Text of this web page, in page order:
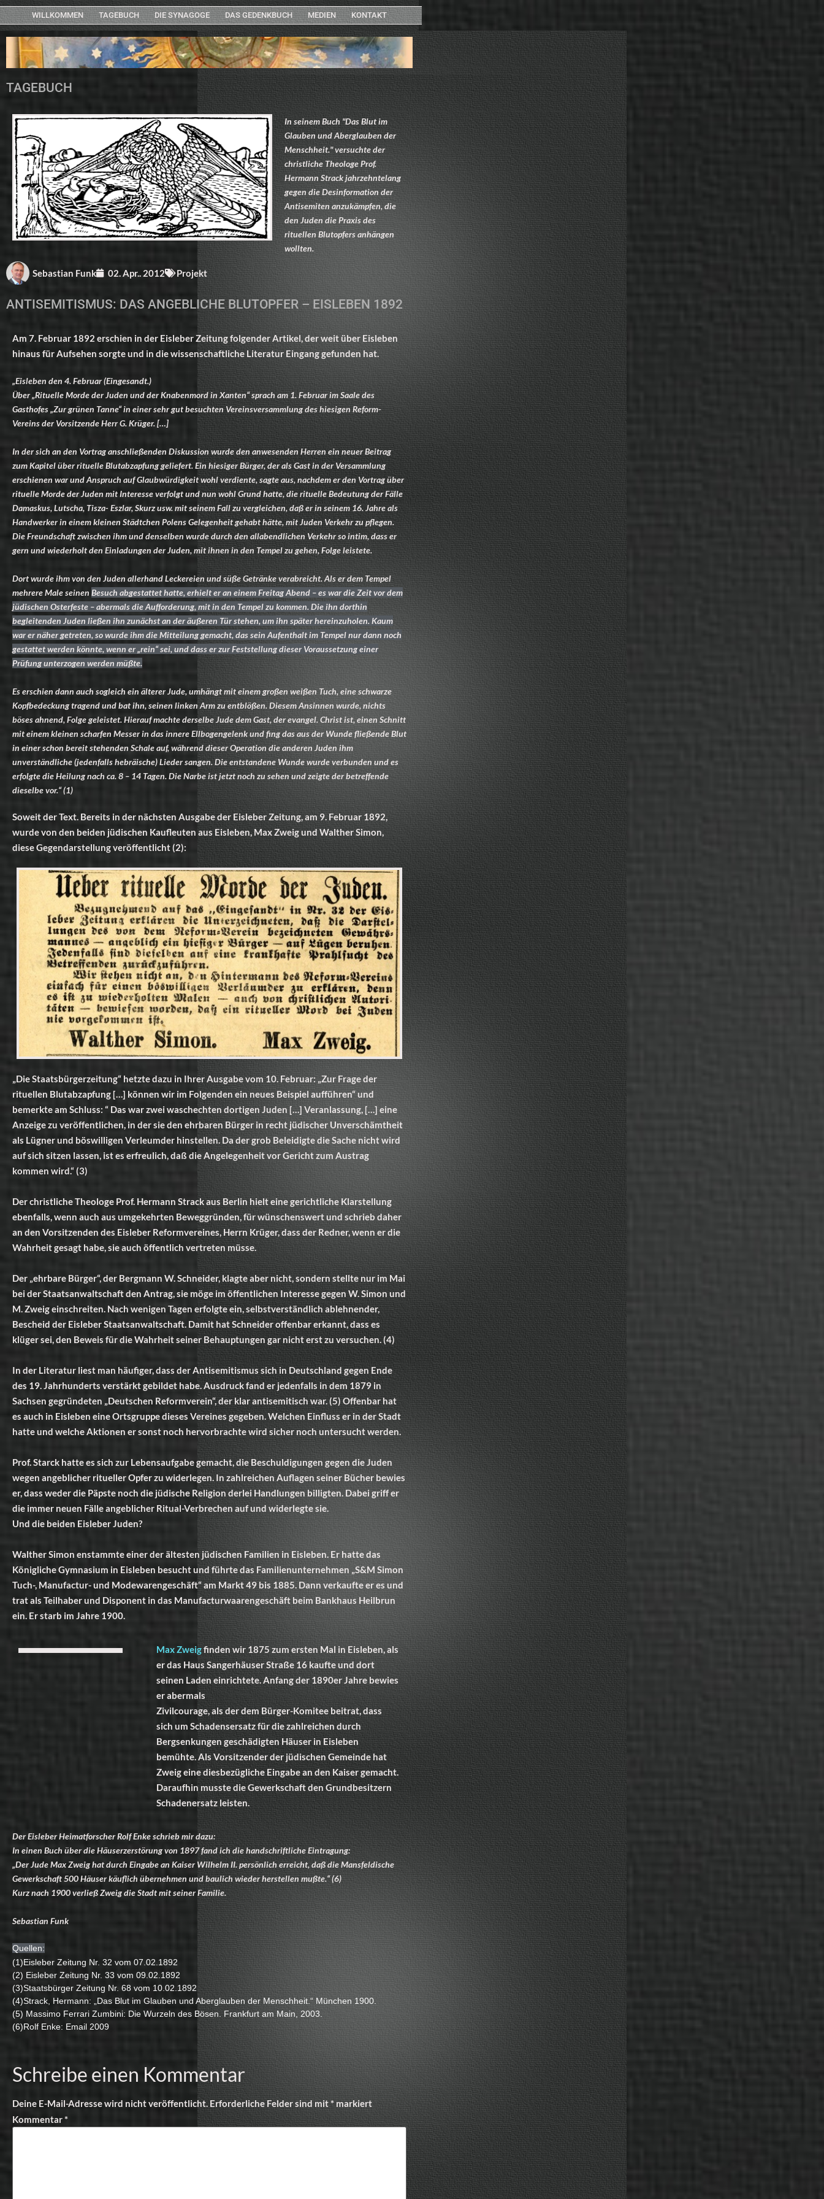
WILLKOMMEN TAGEBUCH DIE SYNAGOGE DAS GEDENKBUCH MEDIEN KONTAKT
TAGEBUCH
In seinem Buch "Das Blut im
Glauben und Aberglauben der
Menschheit." versuchte der
christliche Theologe Prof.
Hermann Strack jahrzehntelang
gegen die Desinformation der
Antisemiten anzukämpfen, die
den Juden die Praxis des
rituellen Blutopfers anhängen
wollten.
Sebastian Funk 02. Apr.. 2012 Projekt
ANTISEMITISMUS: DAS ANGEBLICHE BLUTOPFER – EISLEBEN 1892
Am 7. Februar 1892 erschien in der Eisleber Zeitung folgender Artikel, der weit über Eisleben
hinaus für Aufsehen sorgte und in die wissenschaftliche Literatur Eingang gefunden hat.
„Eisleben den 4. Februar (Eingesandt.)
Über „Rituelle Morde der Juden und der Knabenmord in Xanten“ sprach am 1. Februar im Saale des
Gasthofes „Zur grünen Tanne“ in einer sehr gut besuchten Vereinsversammlung des hiesigen Reform-
Vereins der Vorsitzende Herr G. Krüger. […]
In der sich an den Vortrag anschließenden Diskussion wurde den anwesenden Herren ein neuer Beitrag
zum Kapitel über rituelle Blutabzapfung geliefert. Ein hiesiger Bürger, der als Gast in der Versammlung
erschienen war und Anspruch auf Glaubwürdigkeit wohl verdiente, sagte aus, nachdem er den Vortrag über
rituelle Morde der Juden mit Interesse verfolgt und nun wohl Grund hatte, die rituelle Bedeutung der Fälle
Damaskus, Lutscha, Tisza- Eszlar, Skurz usw. mit seinem Fall zu vergleichen, daß er in seinem 16. Jahre als
Handwerker in einem kleinen Städtchen Polens Gelegenheit gehabt hätte, mit Juden Verkehr zu pflegen.
Die Freundschaft zwischen ihm und denselben wurde durch den allabendlichen Verkehr so intim, dass er
gern und wiederholt den Einladungen der Juden, mit ihnen in den Tempel zu gehen, Folge leistete.
Dort wurde ihm von den Juden allerhand Leckereien und süße Getränke verabreicht. Als er dem Tempel
mehrere Male seinen Besuch abgestattet hatte, erhielt er an einem Freitag Abend – es war die Zeit vor dem
jüdischen Osterfeste – abermals die Aufforderung, mit in den Tempel zu kommen. Die ihn dorthin
begleitenden Juden ließen ihn zunächst an der äußeren Tür stehen, um ihn später hereinzuholen. Kaum
war er näher getreten, so wurde ihm die Mitteilung gemacht, das sein Aufenthalt im Tempel nur dann noch
gestattet werden könnte, wenn er „rein“ sei, und dass er zur Feststellung dieser Voraussetzung einer
Prüfung unterzogen werden müßte.
Es erschien dann auch sogleich ein älterer Jude, umhängt mit einem großen weißen Tuch, eine schwarze
Kopfbedeckung tragend und bat ihn, seinen linken Arm zu entblößen. Diesem Ansinnen wurde, nichts
böses ahnend, Folge geleistet. Hierauf machte derselbe Jude dem Gast, der evangel. Christ ist, einen Schnitt
mit einem kleinen scharfen Messer in das innere Ellbogengelenk und fing das aus der Wunde fließende Blut
in einer schon bereit stehenden Schale auf, während dieser Operation die anderen Juden ihm
unverständliche (jedenfalls hebräische) Lieder sangen. Die entstandene Wunde wurde verbunden und es
erfolgte die Heilung nach ca. 8 – 14 Tagen. Die Narbe ist jetzt noch zu sehen und zeigte der betreffende
dieselbe vor.“ (1)
Soweit der Text. Bereits in der nächsten Ausgabe der Eisleber Zeitung, am 9. Februar 1892,
wurde von den beiden jüdischen Kaufleuten aus Eisleben, Max Zweig und Walther Simon,
diese Gegendarstellung veröffentlicht (2):
„Die Staatsbürgerzeitung“ hetzte dazu in Ihrer Ausgabe vom 10. Februar: „Zur Frage der
rituellen Blutabzapfung […] können wir im Folgenden ein neues Beispiel aufführen“ und
bemerkte am Schluss: “ Das war zwei waschechten dortigen Juden […] Veranlassung, […] eine
Anzeige zu veröffentlichen, in der sie den ehrbaren Bürger in recht jüdischer Unverschämtheit
als Lügner und böswilligen Verleumder hinstellen. Da der grob Beleidigte die Sache nicht wird
auf sich sitzen lassen, ist es erfreulich, daß die Angelegenheit vor Gericht zum Austrag
kommen wird.“ (3)
Der christliche Theologe Prof. Hermann Strack aus Berlin hielt eine gerichtliche Klarstellung
ebenfalls, wenn auch aus umgekehrten Beweggründen, für wünschenswert und schrieb daher
an den Vorsitzenden des Eisleber Reformvereines, Herrn Krüger, dass der Redner, wenn er die
Wahrheit gesagt habe, sie auch öffentlich vertreten müsse.
Der „ehrbare Bürger“, der Bergmann W. Schneider, klagte aber nicht, sondern stellte nur im Mai
bei der Staatsanwaltschaft den Antrag, sie möge im öffentlichen Interesse gegen W. Simon und
M. Zweig einschreiten. Nach wenigen Tagen erfolgte ein, selbstverständlich ablehnender,
Bescheid der Eisleber Staatsanwaltschaft. Damit hat Schneider offenbar erkannt, dass es
klüger sei, den Beweis für die Wahrheit seiner Behauptungen gar nicht erst zu versuchen. (4)
In der Literatur liest man häufiger, dass der Antisemitismus sich in Deutschland gegen Ende
des 19. Jahrhunderts verstärkt gebildet habe. Ausdruck fand er jedenfalls in dem 1879 in
Sachsen gegründeten „Deutschen Reformverein“, der klar antisemitisch war. (5) Offenbar hat
es auch in Eisleben eine Ortsgruppe dieses Vereines gegeben. Welchen Einfluss er in der Stadt
hatte und welche Aktionen er sonst noch hervorbrachte wird sicher noch untersucht werden.
Prof. Starck hatte es sich zur Lebensaufgabe gemacht, die Beschuldigungen gegen die Juden
wegen angeblicher ritueller Opfer zu widerlegen. In zahlreichen Auflagen seiner Bücher bewies
er, dass weder die Päpste noch die jüdische Religion derlei Handlungen billigten. Dabei griff er
die immer neuen Fälle angeblicher Ritual-Verbrechen auf und widerlegte sie.
Und die beiden Eisleber Juden?
Walther Simon enstammte einer der ältesten jüdischen Familien in Eisleben. Er hatte das
Königliche Gymnasium in Eisleben besucht und führte das Familienunternehmen „S&M Simon
Tuch-, Manufactur- und Modewarengeschäft“ am Markt 49 bis 1885. Dann verkaufte er es und
trat als Teilhaber und Disponent in das Manufacturwaarengeschäft beim Bankhaus Heilbrun
ein. Er starb im Jahre 1900.
Max Zweigfinden wir 1875 zum ersten Mal in Eisleben, als
er das Haus Sangerhäuser Straße 16 kaufte und dort
seinen Laden einrichtete. Anfang der 1890er Jahre bewies
er abermals
Zivilcourage, als der dem Bürger-Komitee beitrat, dass
sich um Schadensersatz für die zahlreichen durch
Bergsenkungen geschädigten Häuser in Eisleben
bemühte. Als Vorsitzender der jüdischen Gemeinde hat
Zweig eine diesbezügliche Eingabe an den Kaiser gemacht.
Daraufhin musste die Gewerkschaft den Grundbesitzern
Schadenersatz leisten.
Der Eisleber Heimatforscher Rolf Enke schrieb mir dazu:
In einen Buch über die Häuserzerstörung von 1897 fand ich die handschriftliche Eintragung:
„Der Jude Max Zweig hat durch Eingabe an Kaiser Wilhelm II. persönlich erreicht, daß die Mansfeldische
Gewerkschaft 500 Häuser käuflich übernehmen und baulich wieder herstellen mußte.“ (6)
Kurz nach 1900 verließ Zweig die Stadt mit seiner Familie.
Sebastian Funk
Quellen:
(1)Eisleber Zeitung Nr. 32 vom 07.02.1892
(2) Eisleber Zeitung Nr. 33 vom 09.02.1892
(3)Staatsbürger Zeitung Nr. 68 vom 10.02.1892
(4)Strack, Hermann: „Das Blut im Glauben und Aberglauben der Menschheit.“ München 1900.
(5) Massimo Ferrari Zumbini: Die Wurzeln des Bösen. Frankfurt am Main, 2003.
(6)Rolf Enke: Email 2009
Schreibe einen Kommentar
Deine E-Mail-Adresse wird nicht veröffentlicht. Erforderliche Felder sind mit* markiert
Kommentar*